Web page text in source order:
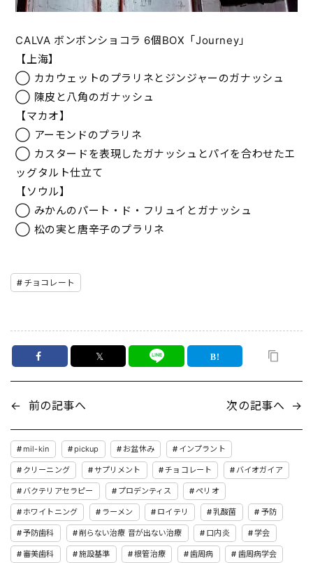
CALVA ボンボンショコラ 6個BOX「Journey」
【上海】
◯ カカウェットのプラリネとジンジャーのガナッシュ
◯ 陳皮と八角のガナッシュ
【マカオ】
◯ アーモンドのプラリネ
◯ カスタードを表現したガナッシュとパイを合わせたエ
ッグタルト仕立て
【ソウル】
◯ みかんのパート・ド・フリュイとガナッシュ
◯ 松の実と唐辛子のプラリネ
チョコレート
𝕏
← 前の記事へ 次の記事へ →
mil-kin pickup お盆休み インプラント
クリーニング サプリメント チョコレート バイオガイア
バクテリアセラピー プロデンティス ペリオ
ホワイトニング ラーメン ロイテリ 乳酸菌 予防
予防歯科 削らない治療 音が出ない治療 口内炎 学会
審美歯科 施設基準 根管治療 歯周病 歯周病学会